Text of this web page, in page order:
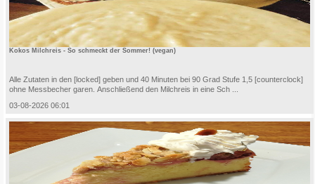
Kokos Milchreis - So schmeckt der Sommer! (vegan)
Alle Zutaten in den [locked] geben und 40 Minuten bei 90 Grad Stufe 1,5 [counterclock]
ohne Messbecher garen. Anschließend den Milchreis in eine Sch ...
03-08-2026 06:01